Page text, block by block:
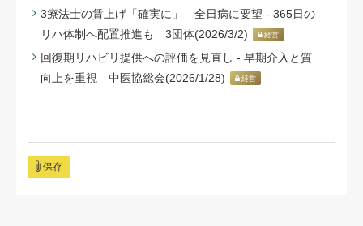
3療法士の賃上げ「確実に」 全日病に要望 - 365日の
リハ体制へ配置推進も 3団体(2026/3/2)
経営
回復期リハビリ提供への評価を見直し - 早期介入と質
向上を重視 中医協総会(2026/1/28)
経営
保存